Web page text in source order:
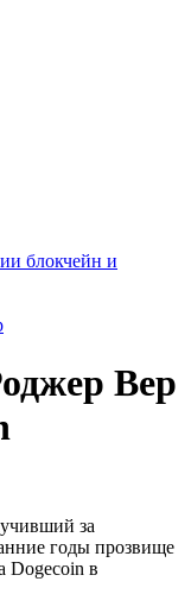
блокчейн и
Вер
за
годы прозвище
Dogecoin в